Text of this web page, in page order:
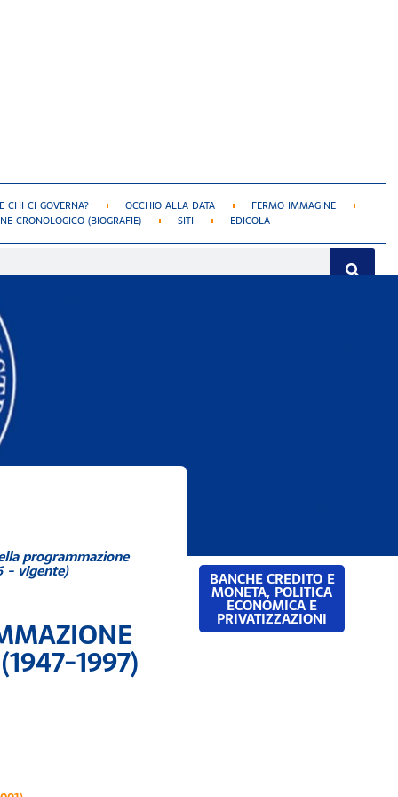
CHI CI GOVERNA? OCCHIO ALLA DATA
FERMO IMMAGINE
CRONOLOGICO (BIOGRAFIE)
SITI EDICOLA
programmazione
- vigente)
1997)
BANCHE CREDITO E
MONETA, POLITICA
ECONOMICA E
PRIVATIZZAZIONI